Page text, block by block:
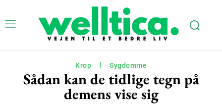
Krop Sygdomme
Sådan kan de tidlige tegn på
demens vise sig